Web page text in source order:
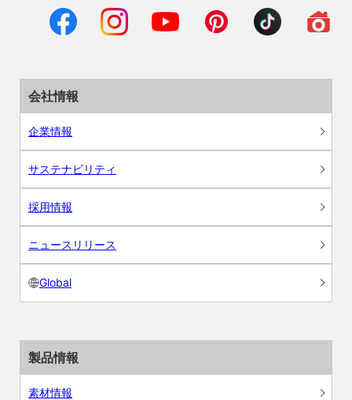
会社情報
企業情報
サステナビリティ
採用情報
ニュースリリース
Global
製品情報
素材情報